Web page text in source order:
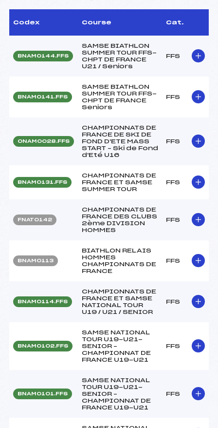
Codex Course Cat.
BNAM0144.FFS
SAMSE BIATHLON
SUMMER TOUR FFS-
CHPT DE FRANCE
U21 / Seniors
FFS
BNAM0141.FFS
SAMSE BIATHLON
SUMMER TOUR FFS-
CHPT DE FRANCE
Seniors
FFS
ONAM0028.FFS
CHAMPIONNATS DE
FRANCE DE SKI DE
FOND D'ETE MASS
START – Ski de Fond
d'Eté U16
FFS
BNAM0131.FFS
CHAMPIONNATS DE
FRANCE ET SAMSE
SUMMER TOUR
FFS
FNAT0142
CHAMPIONNATS DE
FRANCE DES CLUBS
2ème DIVISION
HOMMES
FFS
BNAM0113
BIATHLON RELAIS
HOMMES
CHAMPIONNATS DE
FRANCE
FFS
BNAM0114.FFS
CHAMPIONNATS DE
FRANCE ET SAMSE
NATIONAL TOUR
U19 / U21 / SENIOR
FFS
BNAM0102.FFS
SAMSE NATIONAL
TOUR U19-U21-
SENIOR –
CHAMPIONNAT DE
FRANCE U19-U21
FFS
BNAM0101.FFS
SAMSE NATIONAL
TOUR U19-U21-
SENIOR –
CHAMPIONNAT DE
FRANCE U19-U21
FFS